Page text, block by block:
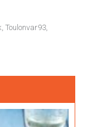
Toulonvar93,